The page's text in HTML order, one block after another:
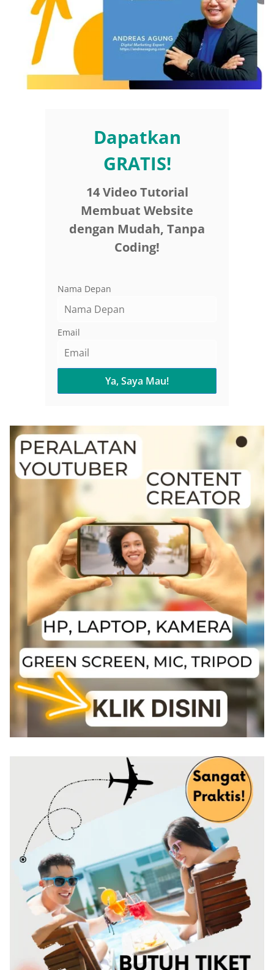
Dapatkan
GRATIS!
14 Video Tutorial
Membuat Website
dengan Mudah, Tanpa
Coding!
Nama Depan
Email